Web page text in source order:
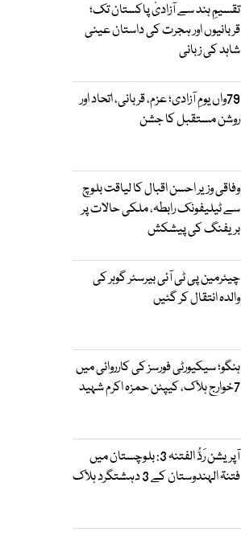
تقسیمِ ہند سے آزادیٔ پاکستان تک؛
قربانیوں اور ہجرت کی داستان عینی
شاہد کی زبانی
79واں یومِ آزادی؛ عزم، قربانی، اتحاد اور
روشن مستقبل کا جشن
وفاقی وزیر احسن اقبال کا لیاقت بلوچ
سے ٹیلیفونک رابطہ، ملکی حالات پر
بریفنگ کی پیشکش
چیئرمین پی ٹی آئی بیرسٹر گوہر کی
والدہ انتقال کر گئیں
ہنگو؛ سیکیورٹی فورسز کی کارروائی میں
7خوارج ہلاک، کیپٹن حمزہ اکرم شہید
آپریشن رَدُّ الفتنہ 3: بلوچستان میں
فتنۃ الہندوستان کے 3 دہشتگرد ہلاک